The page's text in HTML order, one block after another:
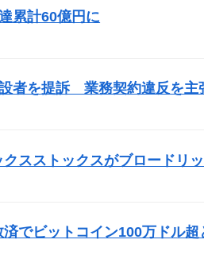
累計60億円に
者を提訴 業務契約違反を主
スストックスがブロードリ
でビットコイン100万ドル超